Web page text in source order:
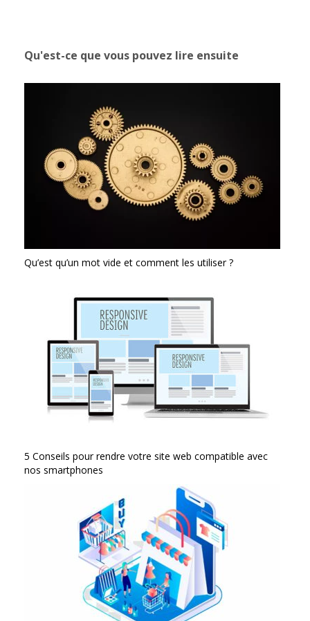
Qu'est-ce que vous pouvez lire ensuite
Qu’est qu’un mot vide et comment les utiliser ?
5 Conseils pour rendre votre site web compatible avec
nos smartphones